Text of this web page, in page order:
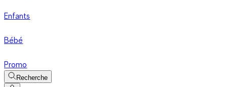
Enfants
Bébé
Promo
Recherche